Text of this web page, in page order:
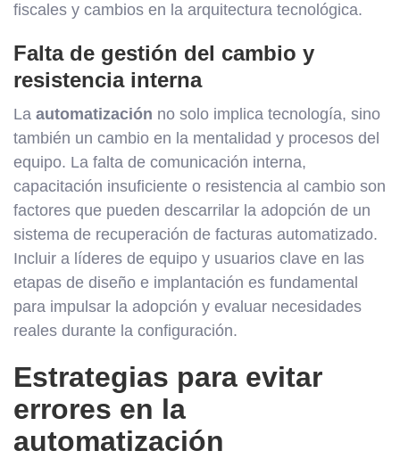
fiscales y cambios en la arquitectura tecnológica.
Falta de gestión del cambio y
resistencia interna
La automatización no solo implica tecnología, sino
también un cambio en la mentalidad y procesos del
equipo. La falta de comunicación interna,
capacitación insuficiente o resistencia al cambio son
factores que pueden descarrilar la adopción de un
sistema de recuperación de facturas automatizado.
Incluir a líderes de equipo y usuarios clave en las
etapas de diseño e implantación es fundamental
para impulsar la adopción y evaluar necesidades
reales durante la configuración.
Estrategias para evitar
errores en la
automatización